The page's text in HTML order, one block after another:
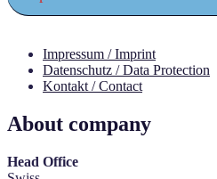
Impressum / Imprint
Datenschutz / Data Protection
Kontakt / Contact
About company
Head Office